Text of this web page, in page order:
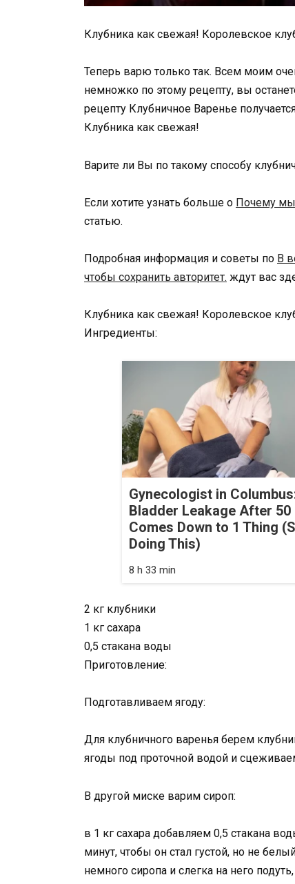
Клубника как свежая! Королевское
Теперь варю только так. Всем моим
немножко по этому рецепту, вы
рецепту Клубничное Варенье
Клубника как свежая!
Варите ли Вы по такому способу
Если хотите узнать больше о Почему мы
статью.
Подробная информация и советы по В
чтобы сохранить авторитет. ждут вас
Клубника как свежая! Королевское
Ингредиенты:
Gynecologist in
Bladder Leakage After 50
Comes Down to 1 Thing
Doing This)
8 h 33 min
2 кг клубники
1 кг сахара
0,5 стакана воды
Приготовление:
Подготавливаем ягоду:
Для клубничного варенья берем
ягоды под проточной водой и
В другой миске варим сироп:
в 1 кг сахара добавляем 0,5 стакана
минут, чтобы он стал густой, но не
немного сиропа и слегка на него